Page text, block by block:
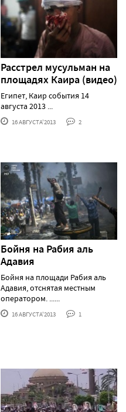
Расстрел мусульман на
площадях Каира (видео)
Египет, Каир события 14
августа 2013 ...
16 АВГУСТА'2013 2
Бойня на Рабия аль
Адавия
Бойня на площади Рабия аль
Адавия, отснятая местным
оператором. ......
16 АВГУСТА'2013 1